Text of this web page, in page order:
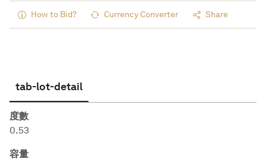
How to Bid? Currency Converter Share
tab-lot-detail
度數
0.53
容量